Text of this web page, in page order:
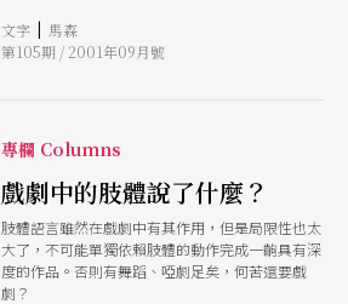
的統一腔調。
文字 | 馬森
第105期 / 2001年09月號
專欄 Columns
戲劇中的肢體說了什麼？
肢體語言雖然在戲劇中有其作用，但是局限性也太
大了，不可能單獨依賴肢體的動作完成一齣具有深
度的作品。否則有舞蹈、啞劇足矣，何苦還要戲
劇？